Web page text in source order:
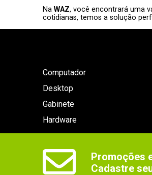
Na WAZ, você encontrará uma
cotidianas, temos a solução
Computador
Desktop
Gabinete
Hardware
Promoções
Cadastre